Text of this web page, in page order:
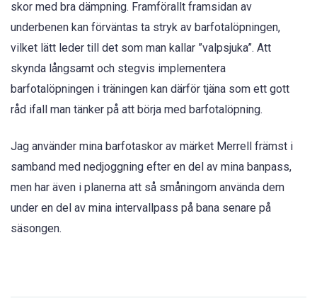
skor med bra dämpning. Framförallt framsidan av
underbenen kan förväntas ta stryk av barfotalöpningen,
vilket lätt leder till det som man kallar ”valpsjuka”. Att
skynda långsamt och stegvis implementera
barfotalöpningen i träningen kan därför tjäna som ett gott
råd ifall man tänker på att börja med barfotalöpning.
Jag använder mina barfotaskor av märket Merrell främst i
samband med nedjoggning efter en del av mina banpass,
men har även i planerna att så småningom använda dem
under en del av mina intervallpass på bana senare på
säsongen.